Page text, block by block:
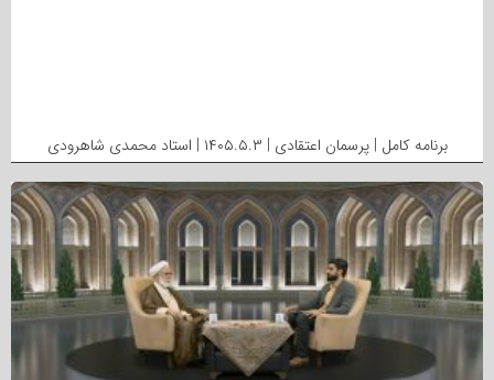
برنامه کامل | پرسمان اعتقادی | ۱۴۰۵.۵.۳ | استاد محمدی شاهرودی